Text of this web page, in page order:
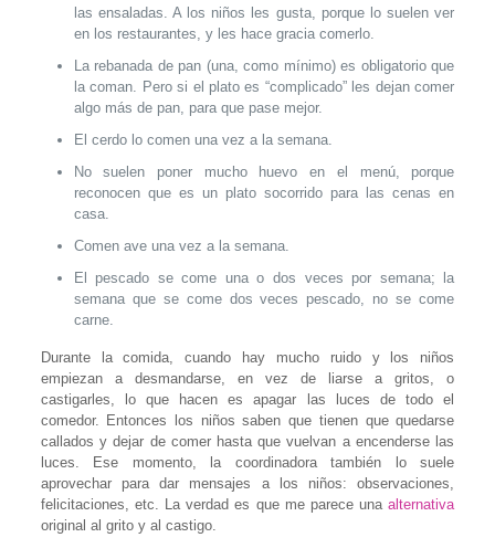
las ensaladas. A los niños les gusta, porque lo suelen ver
en los restaurantes, y les hace gracia comerlo.
La rebanada de pan (una, como mínimo) es obligatorio que
la coman. Pero si el plato es “complicado” les dejan comer
algo más de pan, para que pase mejor.
El cerdo lo comen una vez a la semana.
No suelen poner mucho huevo en el menú, porque
reconocen que es un plato socorrido para las cenas en
casa.
Comen ave una vez a la semana.
El pescado se come una o dos veces por semana; la
semana que se come dos veces pescado, no se come
carne.
Durante la comida, cuando hay mucho ruido y los niños
empiezan a desmandarse, en vez de liarse a gritos, o
castigarles, lo que hacen es apagar las luces de todo el
comedor. Entonces los niños saben que tienen que quedarse
callados y dejar de comer hasta que vuelvan a encenderse las
luces. Ese momento, la coordinadora también lo suele
aprovechar para dar mensajes a los niños: observaciones,
felicitaciones, etc. La verdad es que me parece unaalternativa
original al grito y al castigo.